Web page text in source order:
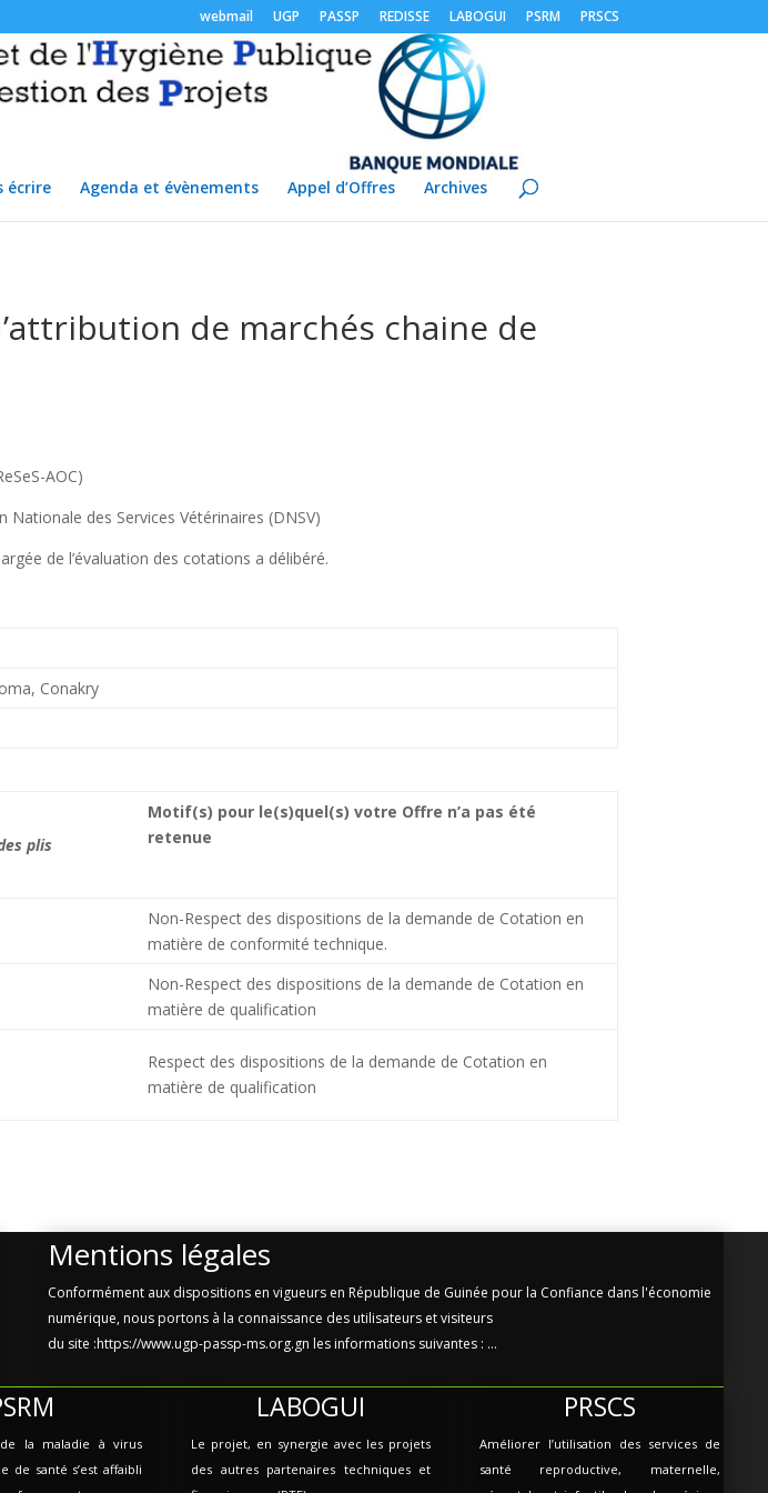
webmail UGP PASSP REDISSE LABOGUI PSRM PRSCS
écrire Agenda et évènements Appel d’Offres Archives
de marchés chaine de
AOC)
des Services Vétérinaires (DNSV)
de l’évaluation des cotations a délibéré.
Conakry
plis
Motif(s) pour le(s)quel(s) votre Offre n’a pas été
retenue
Non-Respect des dispositions de la demande de Cotation en
matière de conformité technique.
Non-Respect des dispositions de la demande de Cotation en
matière de qualification
Respect des dispositions de la demande de Cotation en
matière de qualification
Mentions légales
Conformément aux dispositions en vigueurs en République de Guinée pour la Confiance dans l'économie
numérique, nous portons à la connaissance des utilisateurs et visiteurs
du site :https://www.ugp-passp-ms.org.gn les informations suivantes : ...
la maladie à virus
de santé s’est affaibli
LABOGUI
Le projet, en synergie avec les projets
des autres partenaires techniques et
PRSCS
Améliorer l’utilisation des services de
santé reproductive, maternelle,